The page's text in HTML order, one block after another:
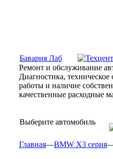
Бавария Лаб
Ремонт и обслуживание
Диагностика,
работы и наличие
качественные расходные
Выберите автомобиль
Главная—BMW X3 серия